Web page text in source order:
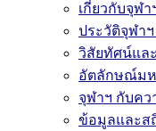
เกี่ยวกับจุฬา
ประวัติจุฬาฯ
วิสัยทัศน์แล
อัตลักษณ์มห
จุฬาฯ กับคว
ข้อมูลและส